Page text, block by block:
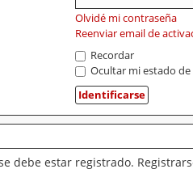
Olvidé mi contraseña
Reenviar email de
Recordar
Ocultar mi estado
debe estar registrado.